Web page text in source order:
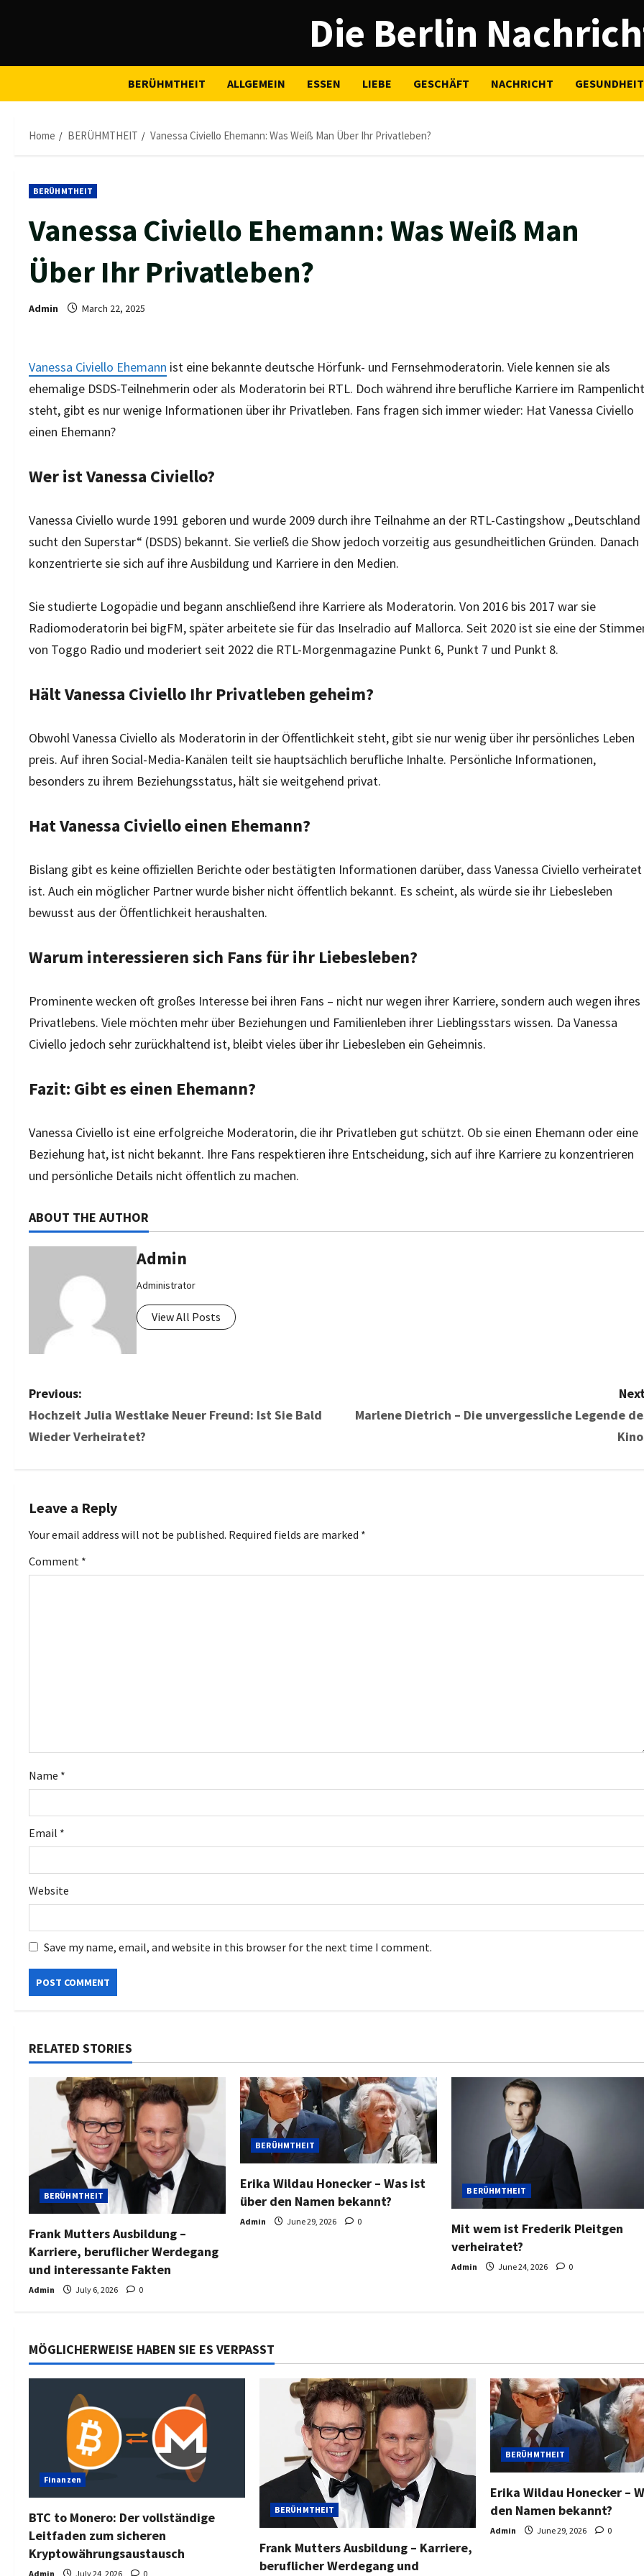
Die Berlin
BERÜHMTHEIT ALLGEMEIN ESSEN LIEBE GESCHÄFT NACHRICHT GESUNDHEIT
Home BERÜHMTHEIT Vanessa Civiello Ehemann: Was Weiß Man Über Ihr Privatleben?
BERÜHMTHEIT
Vanessa Civiello Ehemann: Was Weiß Man
Über Ihr Privatleben?
Admin March 22, 2025
Vanessa Civiello Ehemann ist eine bekannte deutsche Hörfunk- und Fernsehmoderatorin. Viele kennen sie als
ehemalige DSDS-Teilnehmerin oder als Moderatorin bei RTL. Doch während ihre berufliche Karriere im Rampenlicht
steht, gibt es nur wenige Informationen über ihr Privatleben. Fans fragen sich immer wieder: Hat Vanessa Civiello
einen Ehemann?
Wer ist Vanessa Civiello?
Vanessa Civiello wurde 1991 geboren und wurde 2009 durch ihre Teilnahme an der RTL-Castingshow „Deutschland
sucht den Superstar“ (DSDS) bekannt. Sie verließ die Show jedoch vorzeitig aus gesundheitlichen Gründen. Danach
konzentrierte sie sich auf ihre Ausbildung und Karriere in den Medien.
Sie studierte Logopädie und begann anschließend ihre Karriere als Moderatorin. Von 2016 bis 2017 war sie
Radiomoderatorin bei bigFM, später arbeitete sie für das Inselradio auf Mallorca. Seit 2020 ist sie eine der
von Toggo Radio und moderiert seit 2022 die RTL-Morgenmagazine Punkt 6, Punkt 7 und Punkt 8.
Hält Vanessa Civiello Ihr Privatleben geheim?
Obwohl Vanessa Civiello als Moderatorin in der Öffentlichkeit steht, gibt sie nur wenig über ihr persönliches Leben
preis. Auf ihren Social-Media-Kanälen teilt sie hauptsächlich berufliche Inhalte. Persönliche Informationen,
besonders zu ihrem Beziehungsstatus, hält sie weitgehend privat.
Hat Vanessa Civiello einen Ehemann?
Bislang gibt es keine offiziellen Berichte oder bestätigten Informationen darüber, dass Vanessa Civiello verheiratet
ist. Auch ein möglicher Partner wurde bisher nicht öffentlich bekannt. Es scheint, als würde sie ihr Liebesleben
bewusst aus der Öffentlichkeit heraushalten.
Warum interessieren sich Fans für ihr Liebesleben?
Prominente wecken oft großes Interesse bei ihren Fans – nicht nur wegen ihrer Karriere, sondern auch wegen ihres
Privatlebens. Viele möchten mehr über Beziehungen und Familienleben ihrer Lieblingsstars wissen. Da Vanessa
Civiello jedoch sehr zurückhaltend ist, bleibt vieles über ihr Liebesleben ein Geheimnis.
Fazit: Gibt es einen Ehemann?
Vanessa Civiello ist eine erfolgreiche Moderatorin, die ihr Privatleben gut schützt. Ob sie einen Ehemann oder eine
Beziehung hat, ist nicht bekannt. Ihre Fans respektieren ihre Entscheidung, sich auf ihre Karriere zu konzentrieren
und persönliche Details nicht öffentlich zu machen.
ABOUT THE AUTHOR
Admin
Administrator
View All Posts
P
o
n
a
v
o
n
Previous:
Hochzeit Julia Westlake Neuer Freund: Ist Sie Bald
Wieder Verheiratet?
Marlene Dietrich – Die unvergessliche Legende
Leave a Reply
Your email address will not be published. Required fields are marked *
Comment *
Name *
Email *
Website
Save my name, email, and website in this browser for the next time I comment.
RELATED STORIES
BERÜHMTHEIT
Frank Mutters Ausbildung –
Karriere, beruflicher Werdegang
und interessante Fakten
Admin July 6, 2026 0
BERÜHMTHEIT
Erika Wildau Honecker – Was ist
über den Namen bekannt?
Admin June 29, 2026 0
BERÜHMTHEIT
Mit wem ist Frederik Pleitgen
verheiratet?
Admin June 24, 2026 0
MÖGLICHERWEISE HABEN SIE ES VERPASST
Finanzen
BTC to Monero: Der vollständige
Leitfaden zum sicheren
Kryptowährungsaustausch
Admin July 24, 2026 0
BERÜHMTHEIT
Frank Mutters Ausbildung – Karriere,
beruflicher Werdegang und
BERÜHMTHEIT
Erika Wildau Honecker –
den Namen bekannt?
Admin June 29, 2026 0